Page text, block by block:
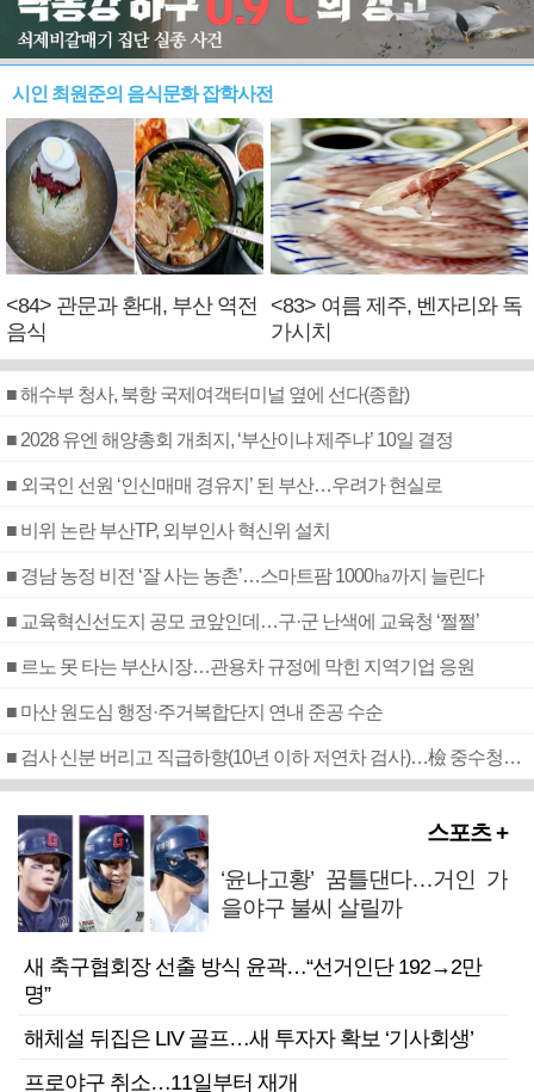
시인 최원준의 음식문화 잡학사전
<84> 관문과 환대, 부산 역전
음식
<83> 여름 제주, 벤자리와 독
가시치
■ 해수부 청사, 북항 국제여객터미널 옆에 선다(종합)
■ 2028 유엔 해양총회 개최지, ‘부산이냐 제주냐’ 10일 결정
■ 외국인 선원 ‘인신매매 경유지’ 된 부산…우려가 현실로
■ 비위 논란 부산TP, 외부인사 혁신위 설치
■ 경남 농정 비전 ‘잘 사는 농촌’…스마트팜 1000㏊까지 늘린다
■ 교육혁신선도지 공모 코앞인데…구·군 난색에 교육청 ‘쩔쩔’
■ 르노 못 타는 부산시장…관용차 규정에 막힌 지역기업 응원
■ 마산 원도심 행정·주거복합단지 연내 준공 수순
■ 검사 신분 버리고 직급하향(10년 이하 저연차 검사)…檢 중수청행 기피
스포츠 +
‘윤나고황’ 꿈틀댄다…거인 가
을야구 불씨 살릴까
새 축구협회장 선출 방식 윤곽…“선거인단 192→2만
명”
해체설 뒤집은 LIV 골프…새 투자자 확보 ‘기사회생’
프로야구 취소…11일부터 재개